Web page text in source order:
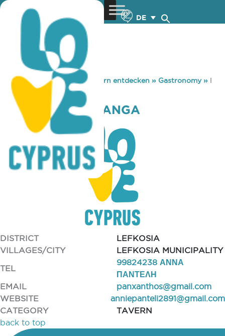
DE
You are here: Home »Zypern entdecken » Gastronomy» I
KARDIA TOU MANGA
I KARDIA TOU MANGA
DISTRICT
LEFKOSIA
VILLAGES/CITY
LEFKOSIA MUNICIPALITY
TEL
99824238 ΑΝΝΑ
ΠΑΝΤΕΛΗ
EMAIL
panxanthos@gmail.com
WEBSITE
anniepanteli2891@gmail.com
CATEGORY
TAVERN
back to top